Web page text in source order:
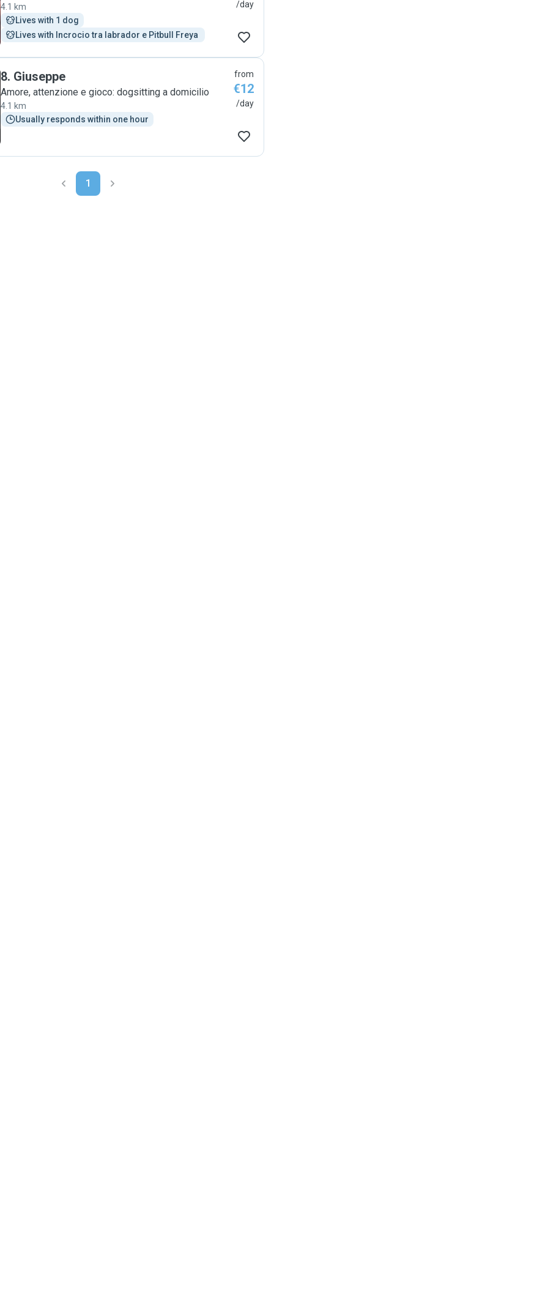
4.1 km
Lives with 1 dog
Lives with Incrocio tra labrador e Pitbull Freya
/day
8. Giuseppe
Amore, attenzione e gioco: dogsitting a domicilio
4.1 km
Usually responds within one hour
from
€12
/day
1